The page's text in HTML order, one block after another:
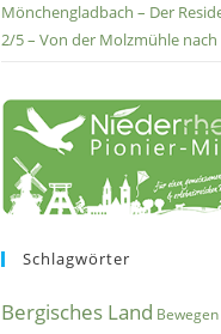
Mönchengladbach – Der
2/5 – Von der Molzmühle nach
Schlagwörter
Bergisches Land